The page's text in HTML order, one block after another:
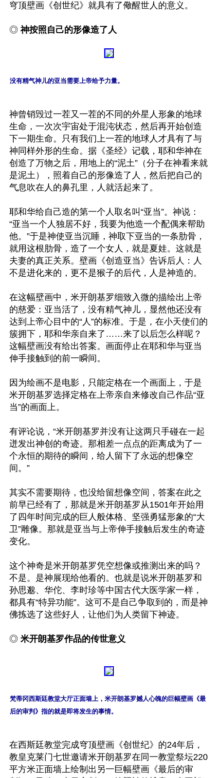
穹顶壁画《创世纪》就具有了儆醒世人的意义。
◎ 神按照自己的形像造了人
没有精气神儿的亚当需要上帝给予力量。
神曾销毁过一茬又一茬的不同的外星人形象的地球
生命，一次次宇宙处于混沌状态，然后再开始创造
下一期生命。只有我们上一茬的地球人才具有了与
神同样外形的生命。据《圣经》记载，耶和华神在
创造了万物之后，用地上的“泥土”（分子在神看来就
是泥土），照着自己的形像造了人，然后把自己的
气息吹在人的鼻孔里，人就活起来了。
耶和华给自己造的第一个人取名叫“亚当”。神说：
“亚当一个人独居不好，我要为他造一个配偶来帮助
他。”于是神使亚当沉睡，神取下亚当的一条肋骨，
就用这根肋骨，造了一个女人，就是夏娃。这就是
夫妻的真正关系。壁画《创造亚当》告诉后人：人
不是进化来的，更不是猴子的后代，人是神造的。
在这幅壁画中，米开朗基罗细致入微的描绘出上帝
的慈爱：亚当活了，没有精气神儿，显然他还没有
达到上帝心目中的“人”的标准。于是，在小天使们的
簇拥下，耶和华亲自来了……来了以后怎么样呢？
这幅壁画没有给出答案。画面停止在耶和华与亚当
伸手接触到的前一瞬间。
因为绘画不是电影，只能定格在一个画面上，于是
米开朗基罗选择定格在上帝亲自来修改自己作品“亚
当”的画面上。
有评论说，“米开朗基罗并没有让这两只手碰在一起
迸发出神创的奇迹。那相差一点点的距离成为了一
个永恒的期待的瞬间，给人留下了永远的想像空
间。”
其实不需要期待，也没给留想像空间，答案在此之
前早已经有了，那就是米开朗基罗从1501年开始用
了四年时间完成的巨人般体格、坚强勇猛形象的“大
卫”雕像。那就是亚当与上帝伸手接触后发生的奇迹
变化。
这个神奇是米开朗基罗凭空想像或推测出来的吗？
不是。是神展现给他看的。也就是说米开朗基罗和
孙思邈、华佗、李时珍等中国古代大医学家一样，
都具有“特异功能”。这可不是自己争取到的，而是神
佛拣选了这些好人，让他们为人类留下神迹。
◎ 米开朗基罗作品的传世意义
梵蒂冈西斯廷教堂大厅正面墙上，米开朗基罗撼人心魄的巨幅壁画《最
后的审判》指的就是即将发生的事情。
在西斯廷教堂完成穹顶壁画《创世纪》的24年后，
教皇克莱门七世邀请米开朗基罗在同一教堂祭坛220
平方米正面墙上绘制出另一巨幅壁画《最后的审